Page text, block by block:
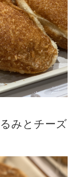
みとチーズ